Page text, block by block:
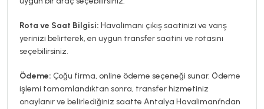
Rota ve Saat Bilgisi: Havalimanı çıkış saatinizi ve varış
yerinizi belirterek, en uygun transfer saatini ve rotasını
seçebilirsiniz.
Ödeme: Çoğu firma, online ödeme seçeneği sunar. Ödeme
işlemi tamamlandıktan sonra, transfer hizmetiniz
onaylanır ve belirlediğiniz saatte Antalya Havalimanı’ndan